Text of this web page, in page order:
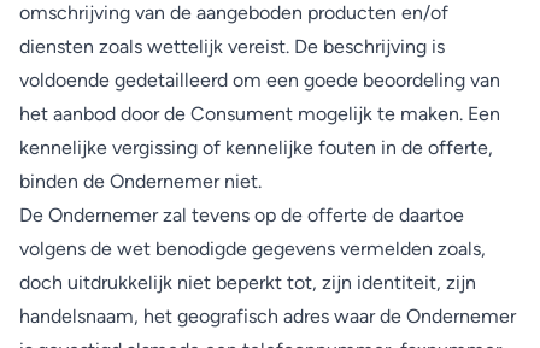
omschrijving van de aangeboden producten en/of
diensten zoals wettelijk vereist. De beschrijving is
voldoende gedetailleerd om een goede beoordeling van
het aanbod door de Consument mogelijk te maken. Een
kennelijke vergissing of kennelijke fouten in de offerte,
binden de Ondernemer niet.
De Ondernemer zal tevens op de offerte de daartoe
volgens de wet benodigde gegevens vermelden zoals,
doch uitdrukkelijk niet beperkt tot, zijn identiteit, zijn
handelsnaam, het geografisch adres waar de Ondernemer